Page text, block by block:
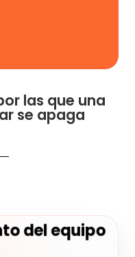
las que una
se apaga
del equipo